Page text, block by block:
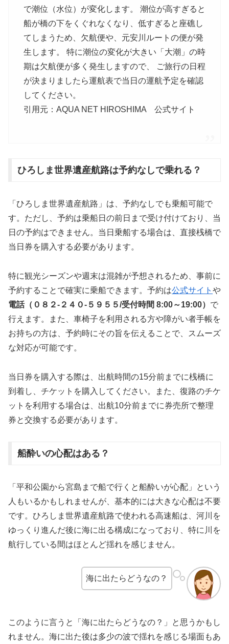
で潮位（水位）が変化します。 潮位が高すぎると
船が橋の下をくぐれなくなり、低すぎると座礁し
てしまうため、欠航便や、元安川ルートの便が発
生します。 特に潮位の変化が大きい「大潮」の時
期は欠航便が多く発生しますので、 ご旅行の日程
が決まりましたら運航表で当日の運航予定を確認
してください。
引用元：AQUA NET HIROSHIMA 公式サイト
ひろしま世界遺産航路は予約なしで乗れる？
「ひろしま世界遺産航路」は、予約なしでも乗船可能で
す。​ただし、予約は乗船日の前日まで受け付けており、当
日の予約はできません。​当日乗船する場合は、直接桟橋で
当日券を購入する必要があります。​
特に観光シーズンや週末は混雑が予想されるため、事前に
予約することで確実に乗船できます。​予約は公式サイト や
電話（０８２-２４０-５９５５/受付時間 8:00～19:00） で
行えます。​また、車椅子を利用される方や障がい者手帳を
お持ちの方は、予約時にその旨を伝えることで、スムーズ
な対応が可能です。​
当日券を購入する際は、出航時間の15分前までに桟橋に
到着し、チケットを購入してください。​また、復路のチケ
ットを利用する場合は、出航10分前までに券売所で整理
券と交換する必要があります。
船酔いの心配はある？
「平和公園から宮島まで船で行くと船酔いが心配」という
人もいるかもしれませんが、基本的には大きな心配は不要
です。ひろしま世界遺産航路で使われる高速船は、河川を
ゆっくり進んだ後に海に出る構成になっており、特に川を
航行している間はほとんど揺れを感じません。
海に出たらどうなの？
このように言うと「海に出たらどうなの？」と思うかもし
れません。海に出た後は多少の波で揺れを感じる場面もあ